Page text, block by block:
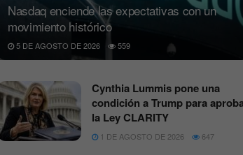
Nasdaq enciende las expectativas con un
movimiento histórico
5 DE AGOSTO DE 2026 559
Cynthia Lummis pone una
condición a Trump para
la Ley CLARITY
1 DE AGOSTO DE 2026 647